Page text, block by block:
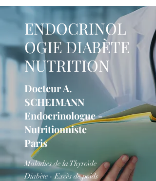
ENDOCRINOL
OGIE DIABÈTE
NUTRITION
Docteur A.
SCHEIMANN
Endocrinologue -
Nutritionniste
Paris
Maladies de la Thyroïde
Diabète - Excès de poids